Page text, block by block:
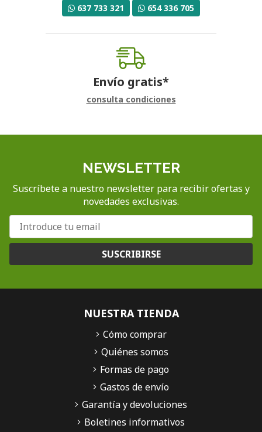
637 733 321
654 336 705
Envío gratis*
consulta condiciones
NEWSLETTER
Suscríbete a nuestro newsletter para recibir ofertas y
novedades exclusivas.
SUSCRIBIRSE
NUESTRA TIENDA
Cómo comprar
Quiénes somos
Formas de pago
Gastos de envío
Garantía y devoluciones
Boletines informativos